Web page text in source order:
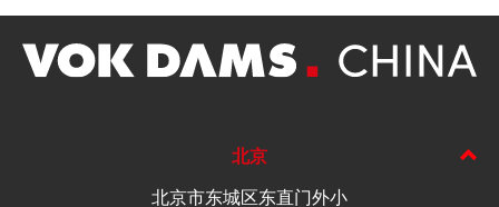
北京
北京市东城区东直门外小